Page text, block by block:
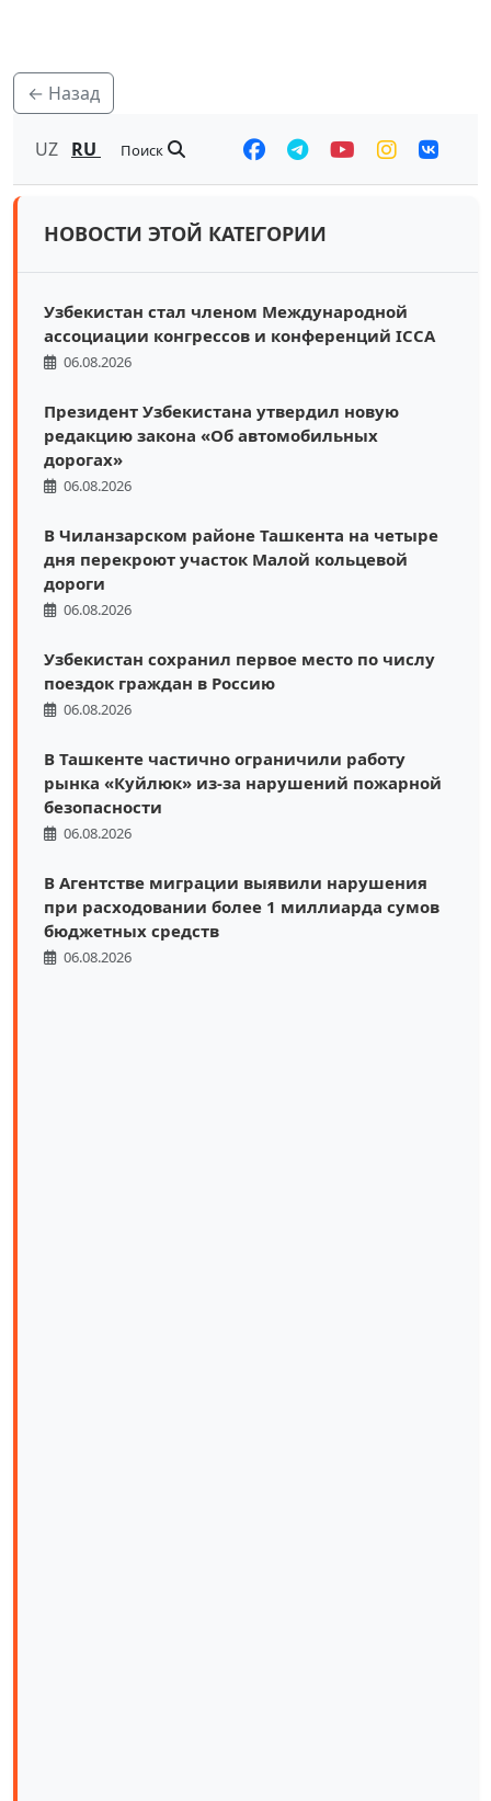
← Назад
UZ RU Поиск
НОВОСТИ ЭТОЙ КАТЕГОРИИ
Узбекистан стал членом Международной
ассоциации конгрессов и конференций ICCA
06.08.2026
Президент Узбекистана утвердил новую
редакцию закона «Об автомобильных
дорогах»
06.08.2026
В Чиланзарском районе Ташкента на четыре
дня перекроют участок Малой кольцевой
дороги
06.08.2026
Узбекистан сохранил первое место по числу
поездок граждан в Россию
06.08.2026
В Ташкенте частично ограничили работу
рынка «Куйлюк» из-за нарушений пожарной
безопасности
06.08.2026
В Агентстве миграции выявили нарушения
при расходовании более 1 миллиарда сумов
бюджетных средств
06.08.2026